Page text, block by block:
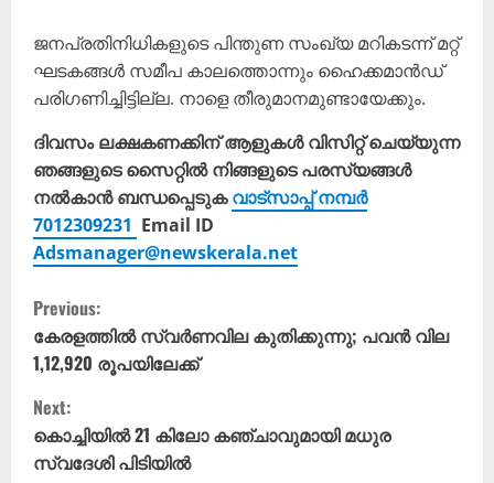
ജനപ്രതിനിധികളുടെ പിന്തുണ സംഖ്യ മറികടന്ന് മറ്റ്
ഘടകങ്ങള്‍ സമീപ കാലത്തൊന്നും ഹൈക്കമാന്‍ഡ്
പരിഗണിച്ചിട്ടില്ല. നാളെ തീരുമാനമുണ്ടായേക്കും.
ദിവസം ലക്ഷകണക്കിന് ആളുകൾ വിസിറ്റ് ചെയ്യുന്ന
ഞങ്ങളുടെ സൈറ്റിൽ നിങ്ങളുടെ പരസ്യങ്ങൾ
നൽകാൻ ബന്ധപ്പെടുകവാട്സാപ്പ് നമ്പർ
7012309231 Email ID
Adsmanager@newskerala.net
C
o
n
t
Previous:
കേരളത്തിൽ സ്വർണവില കുതിക്കുന്നു; പവൻ വില
1,12,920 രൂപയിലേക്ക്
Next:
കൊച്ചിയിൽ 21 കിലോ കഞ്ചാവുമായി മധുര
സ്വദേശി പിടിയിൽ